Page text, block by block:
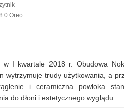
Oreo
w I kwartale 2018 r. Obudowa
wytrzymuje trudy użytkowania, a
i ceramiczna powłoka
do dłoni i estetycznego wyglądu.